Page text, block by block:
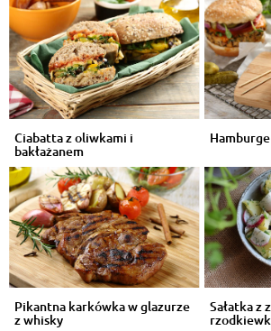
Ciabatta z oliwkami i
bakłażanem
Pikantna karkówka w glazurze
z whisky
Sałatka z